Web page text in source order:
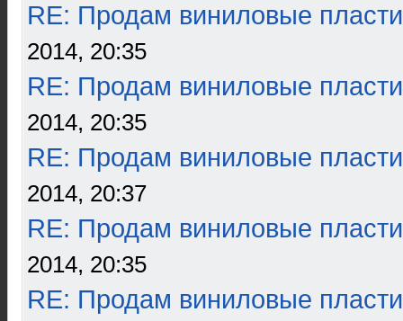
RE: Продам виниловые
2014, 20:35
RE: Продам виниловые
2014, 20:35
RE: Продам виниловые
2014, 20:37
RE: Продам виниловые
2014, 20:35
RE: Продам виниловые